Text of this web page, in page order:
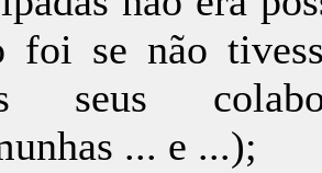
foi se não
seus
... e ...);